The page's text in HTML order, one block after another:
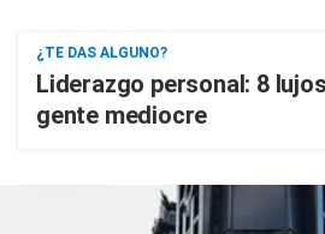
¿TE DAS ALGUNO?
Liderazgo personal: 8
gente mediocre